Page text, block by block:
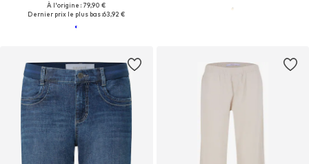
À l'origine : 79,90 €
Dernier prix le plus bas :63,92 €